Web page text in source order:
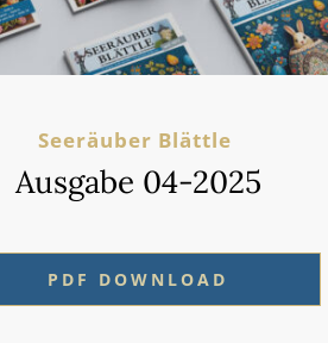
Seeräuber Blättle
Ausgabe 04-2025
PDF DOWNLOAD